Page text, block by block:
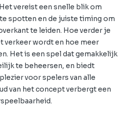
vereist een snelle blik om
spotten en de juiste timing om
te leiden. Hoe verder je
verkeer wordt en hoe meer
Het is een spel dat gemakkelijk
te beheersen, en biedt
voor spelers van alle
van het concept verbergt een